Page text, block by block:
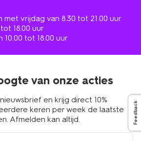
vrijdag van 8.30 tot 21.00 uur
18.00 uur
tot 18.00 uur
van onze acties
en krijg direct 10%
keren per week de laatste
Afmelden kan altijd.
Feedback